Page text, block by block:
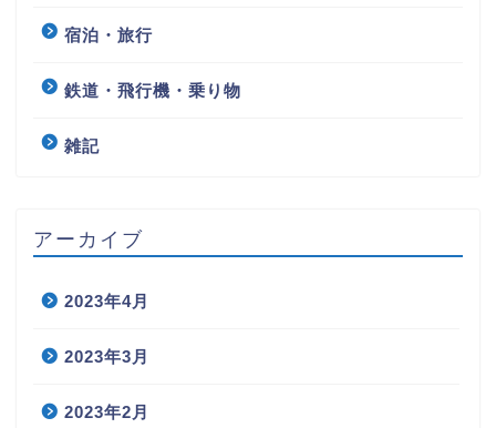
宿泊・旅行
鉄道・飛行機・乗り物
雑記
アーカイブ
2023年4月
2023年3月
2023年2月